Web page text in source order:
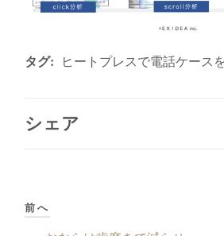
タグ: ヒートプレスで電話ケース
シェア
前へ